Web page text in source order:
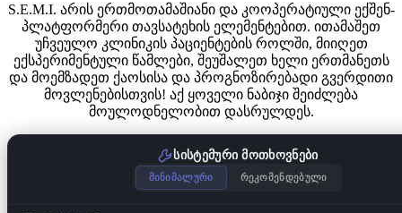
S.E.M.I. არის ერთმოთამაშიანი და კოოპერატიული ექშენ-
პლატფორმერი თავსატეხის ელემენტებით. ითამაშეთ
უჩვეულო კლინიკის პაციენტების როლში, მიიღეთ
ექსპერიმენტული წამლები, შეუშალეთ ხელი ერთმანეთს
და მოემზადეთ ქაოსისა და პროგნოზირებადი გვერდითი
მოვლენებისთვის! აქ ყოველი ნაბიჯი შეიძლება
მოულოდნელობით დასრულდეს.
სისტემური მოთხოვნები
მინიმალური რეკომენდებული